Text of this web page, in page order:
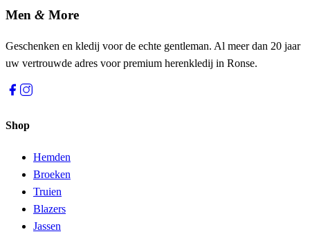
Men & More
Geschenken en kledij voor de echte gentleman. Al meer dan 20 jaar
uw vertrouwde adres voor premium herenkledij in Ronse.
Shop
Hemden
Broeken
Truien
Blazers
Jassen